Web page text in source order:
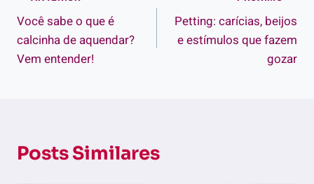
de
Post
Você sabe o que é
calcinha de aquendar?
Vem entender!
Petting: carícias, beijos
e estímulos que fazem
gozar
Posts Similares